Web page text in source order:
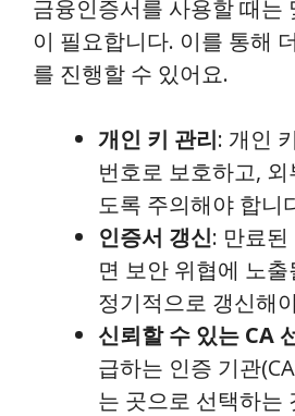
금융인증서를 사용할 때는
이 필요합니다. 이를 통해
를 진행할 수 있어요.
개인 키 관리: 개인
번호로 보호하고,
도록 주의해야 합니
인증서 갱신: 만료
면 보안 위협에 노
정기적으로 갱신해
신뢰할 수 있는 CA
급하는 인증 기관
는 곳으로 선택하는